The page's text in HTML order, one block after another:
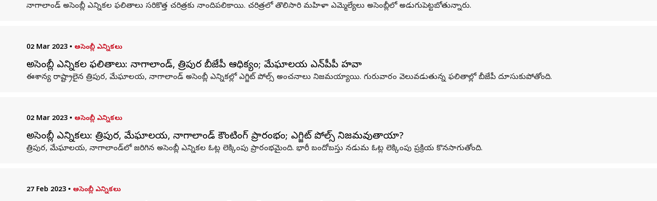
నాగాలాండ్ అసెంబ్లీ ఎన్నికల ఫలితాలు సరికొత్త చరిత్రకు నాందిపలికాయి. చరిత్రలో తొలిసారి మహిళా ఎమ్మెల్యేలు అసెంబ్లీలో అడుగుపెట్టబోతున్నారు.
02 Mar 2023 • అసెంబ్లీ ఎన్నికలు
అసెంబ్లీ ఎన్నికల ఫలితాలు: నాగాలాండ్, త్రిపురలో బీజేపీ ఆధిక్యం; మేఘాలయలో ఎన్‌పీపీ హవా
ఈశాన్య రాష్ట్రాలైన త్రిపుర, మేఘాలయ, నాగాలాండ్‌ అసెంబ్లీ ఎన్నికల్లో ఎగ్జిట్ పోల్స్ అంచనాలు నిజమయ్యాయి. గురువారం వెలువడుతున్న ఫలితాల్లో బీజేపీ దూసుకుపోతోంది.
02 Mar 2023 • అసెంబ్లీ ఎన్నికలు
అసెంబ్లీ ఎన్నికలు: త్రిపుర, మేఘాలయ, నాగాలాండ్‌లో కౌంటింగ్ ప్రారంభం; ఎగ్జిట్ పోల్స్ నిజమవుతాయా?
త్రిపుర, మేఘాలయ, నాగాలాండ్‌లో జరిగిన అసెంబ్లీ ఎన్నికల ఓట్ల లెక్కింపు ప్రారంభమైంది. భారీ బందోబస్తు నడుమ ఓట్ల లెక్కింపు ప్రక్రియ కొనసాగుతోంది.
27 Feb 2023 • అసెంబ్లీ ఎన్నికలు